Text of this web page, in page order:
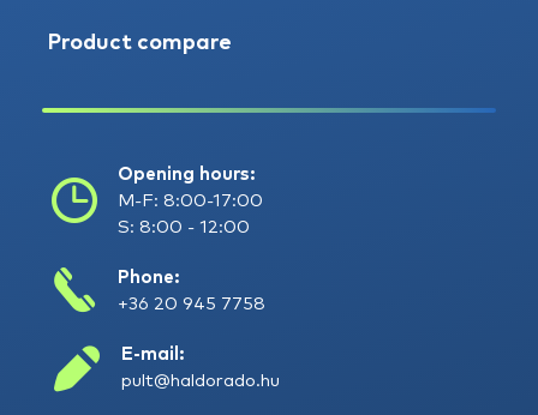
Product compare
Opening hours:
M-F: 8:00-17:00
S: 8:00 - 12:00
Phone:
+36 20 945 7758
E-mail:
pult@haldorado.hu